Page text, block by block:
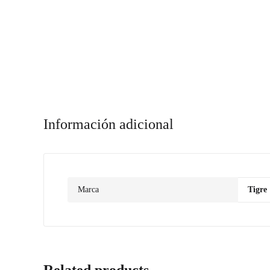
Información adicional
Marca Tigre